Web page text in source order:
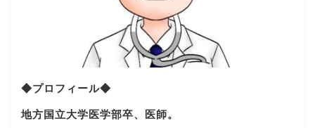
◆プロフィール◆
地方国立大学医学部卒、医師。